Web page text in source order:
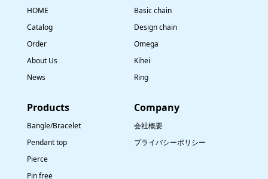
HOME
Catalog
Order
About Us
News
Basic chain
Design chain
Omega
Kihei
Ring
​Products
Bangle/Bracelet
Pendant top
Pierce
Pin free
Company
会社概要
プライバシーポリシー